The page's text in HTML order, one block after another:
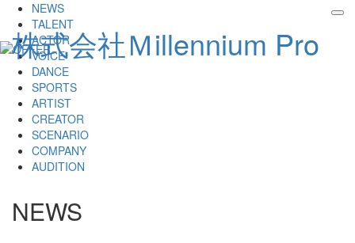
株式会社Ｍillennium Pro
NEWS
TALENT
ACTOR
VOICE
DANCE
SPORTS
ARTIST
CREATOR
SCENARIO
COMPANY
AUDITION
NEWS